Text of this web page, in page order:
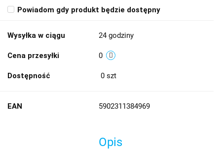
Powiadom gdy produkt będzie dostępny
Wysyłka w ciągu 24 godziny
Cena przesyłki 0
Dostępność 0 szt
EAN 5902311384969
Opis